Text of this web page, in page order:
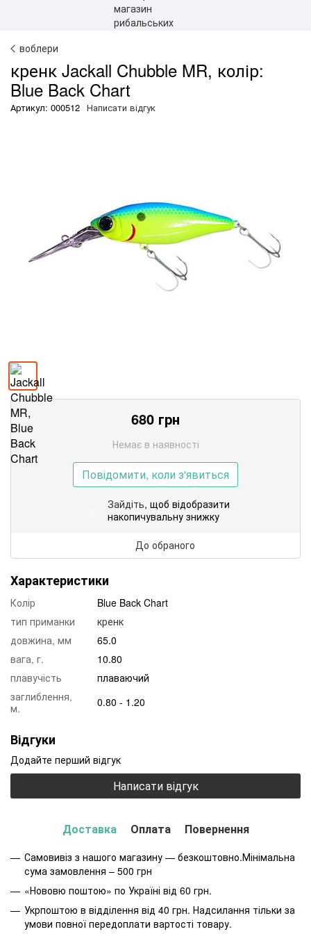
воблери
кренк Jackall Chubble MR, колір:
Blue Back Chart
Артикул: 000512 Написати відгук
680 грн
Немає в наявності
Повідомити, коли з'явиться
Зайдіть, щоб відобразити
накопичувальну знижку
До обраного
Характеристики
Колір
Blue Back Chart
тип приманки
кренк
довжина, мм
65.0
вага, г.
10.80
плавучість
плаваючий
заглиблення,
м.
0.80 - 1.20
Відгуки
Додайте перший відгук
Написати відгук
Доставка Оплата Повернення
Самовивіз з нашого магазину — безкоштовно.Мінімальна
сума замовлення – 500 грн
«Нововю поштою» по Україні від 60 грн.
Укрпоштою в відділення від 40 грн. Надсилання тільки за
умови повної передоплати вартості товару.